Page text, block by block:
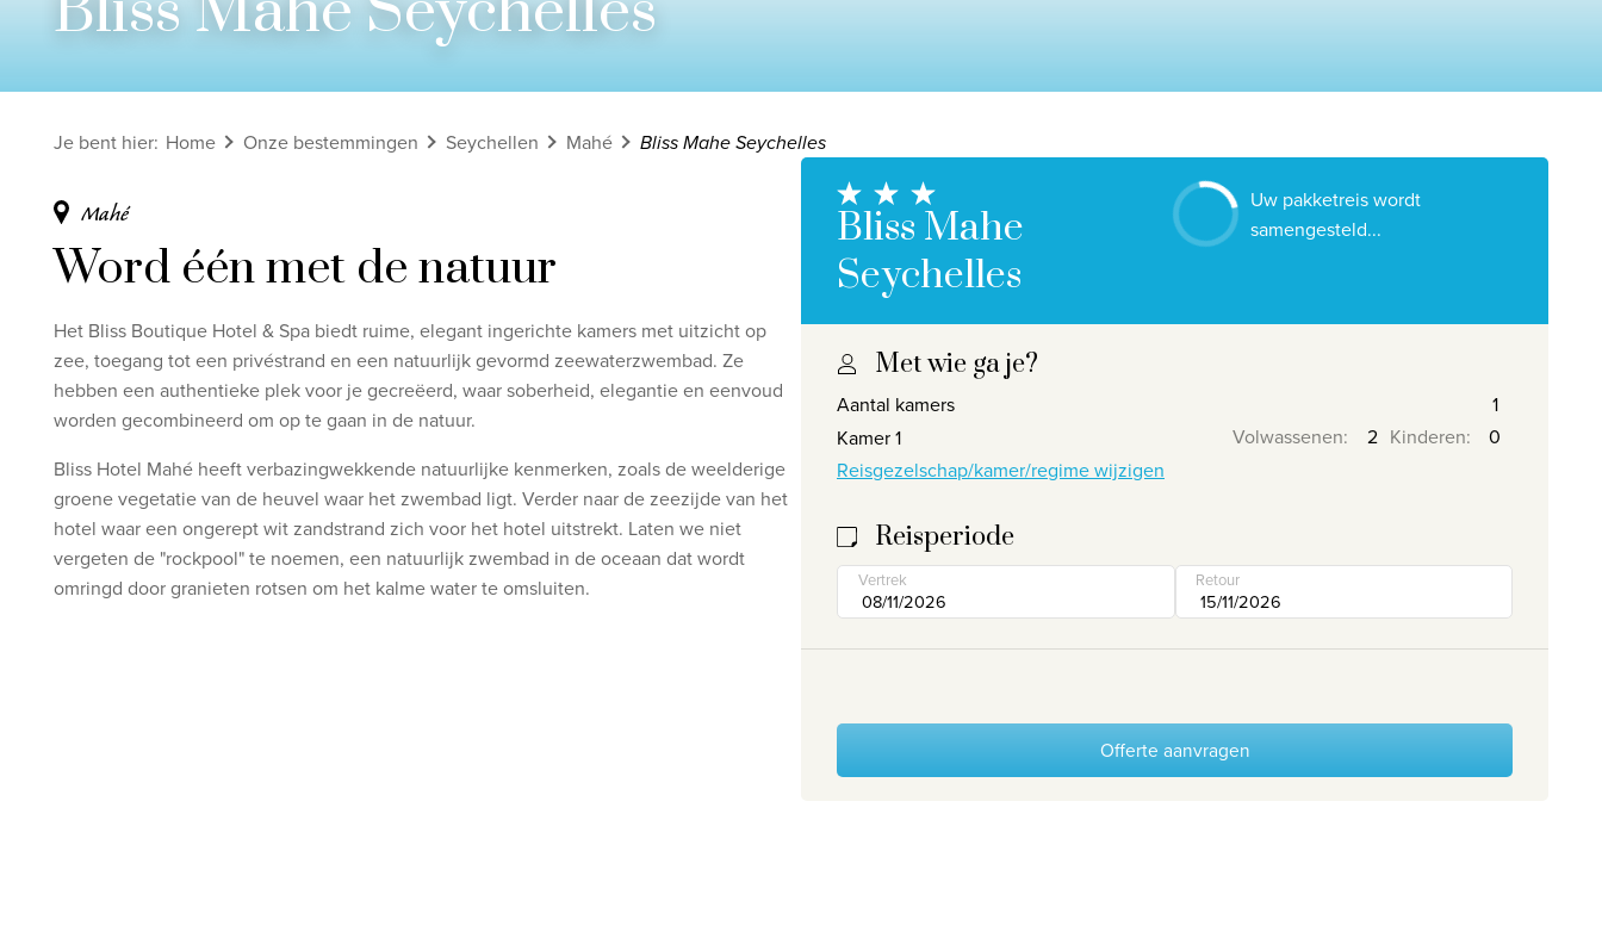
Bekijk alle rondreizen
Ontdek onze thema's
Huwelijksreis
Adults only
Luxury
Bekijk alle thema's
Privacy disclaimer © 2026, Travelworld
Je bent hier: Home Onze bestemmingen Seychellen Mahé Bliss Mahe Seychelles
Mahé
Word één met de natuur
Het Bliss Boutique Hotel & Spa biedt ruime, elegant ingerichte kamers met uitzicht op
zee, toegang tot een privéstrand en een natuurlijk gevormd zeewaterzwembad. Ze
hebben een authentieke plek voor je gecreëerd, waar soberheid, elegantie en eenvoud
worden gecombineerd om op te gaan in de natuur.
Bliss Hotel Mahé heeft verbazingwekkende natuurlijke kenmerken, zoals de weelderige
groene vegetatie van de heuvel waar het zwembad ligt. Verder naar de zeezijde van het
hotel waar een ongerept wit zandstrand zich voor het hotel uitstrekt. Laten we niet
vergeten de "rockpool" te noemen, een natuurlijk zwembad in de oceaan dat wordt
omringd door granieten rotsen om het kalme water te omsluiten.
Bliss Mahe
Seychelles
Uw pakketreis wordt
samengesteld...
Met wie ga je?
Aantal kamers
Kamer 1
Volwassenen: Kinderen:
Reisgezelschap/kamer/regime wijzigen
Reisperiode
Vertrek Retour
Offerte aanvragen